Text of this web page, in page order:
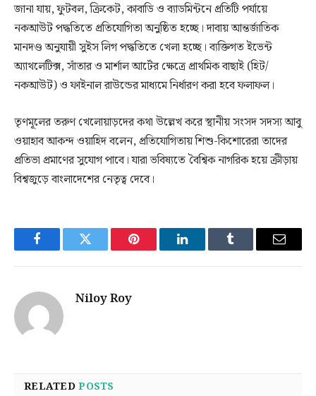
জানা যায়, ফুটবল, ক্রিকেট, কাবাডি ও ব্যাডমিন্টনে প্রতিটি পর্যায়ে
নকআউট পদ্ধতিতে প্রতিযোগিতা অনুষ্ঠিত হচ্ছে। দাবায় আন্তর্জাতিক
মানদণ্ড অনুযায়ী সুইস লিগ পদ্ধতিতে খেলা হচ্ছে। ব্যক্তিগত ইভেন্ট
অ্যাথলেটিক্স, সাঁতার ও মার্শাল আর্টের ক্ষেত্রে প্রাথমিক বাছাই (হিট/
নকআউট) ও ফাইনাল রাউন্ডের মাধ্যমে নির্ধারণ করা হবে ফলাফল।
তৃণমূলের তরুণ খেলোয়াড়দের কথা উল্লেখ করে স্থানীয় সংসদ সদস্য আবু
ওয়াহাব আকন্দ ওয়াহিদ বলেন, প্রতিযোগিতায় শিশু-কিশোরেরা তাদের
প্রতিভা প্রমাণের সুযোগ পাবে। যারা ভবিষ্যতে বৈশ্বিক নাগরিক হয়ে ক্রীড়ায়
বিশ্বজুড়ে বাংলাদেশের নেতৃত্ব দেবে।
FacebookTwitter Pinterest LinkedInTumblr Email
Niloy Roy
RELATEDPOSTS